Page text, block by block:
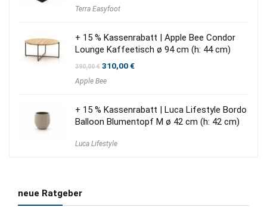
Terra Easyfoot
+ 15 % Kassenrabatt | Apple Bee Condor
Lounge Kaffeetisch ø 94 cm (h: 44 cm)
390,00€ Ursprünglicher
war:
310,00€Aktueller
Apple Bee
+ 15 % Kassenrabatt | Luca Lifestyle Bordo
Balloon Blumentopf M ø 42 cm (h: 42 cm)
Luca Lifestyle
neue Ratgeber